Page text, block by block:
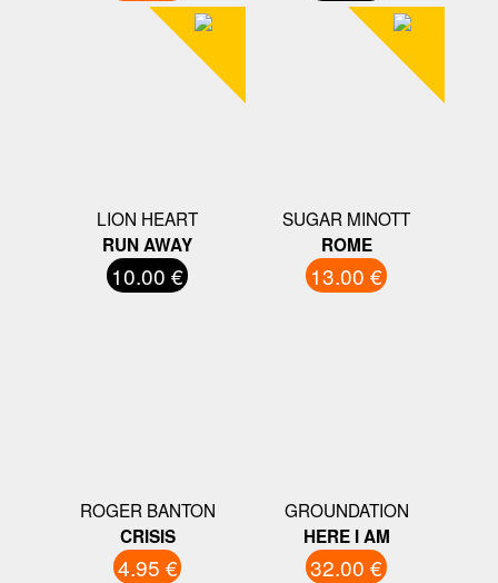
LION HEART
RUN AWAY
10.00 €
SUGAR MINOTT
ROME
13.00 €
ROGER BANTON
CRISIS
4.95 €
GROUNDATION
HERE I AM
32.00 €